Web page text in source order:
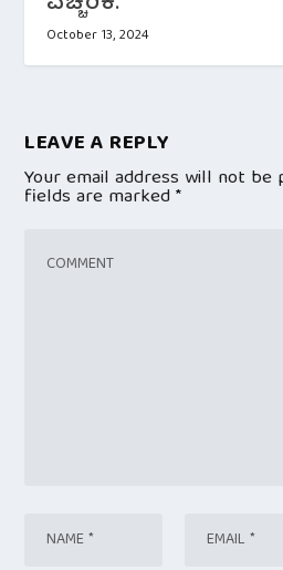
October 13, 2024
LEAVE A REPLY
Your email address will not be
fields are marked*